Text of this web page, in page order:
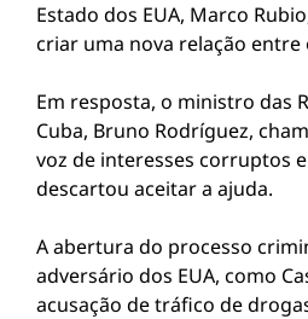
Estado dos EUA, Marco
criar uma nova relação entre
Em resposta, o ministro das
Cuba, Bruno Rodríguez,
voz de interesses corruptos
descartou aceitar a ajuda.
A abertura do processo
adversário dos EUA, como
acusação de tráfico de